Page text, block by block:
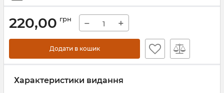
220,00 грн − +
Додати в кошик
Характеристики видання